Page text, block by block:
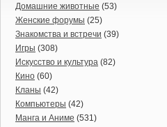
Домашние животные (53)
Женские форумы (25)
Знакомства и встречи (39)
Игры (308)
Искусство и культура (82)
Кино (60)
Кланы (42)
Компьютеры (42)
Манга и Аниме (531)